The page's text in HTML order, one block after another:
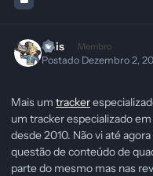
Shis Membro
Postado Dezembro 2,
Mais um tracker
um tracker especializado
desde 2010. Não vi até
questão de conteúdo de
parte do mesmo mas nas